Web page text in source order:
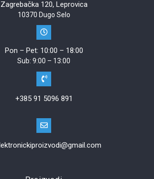
Zagrebačka 120, Leprovica
10370 Dugo Selo
Pon – Pet: 10:00 – 18:00
Sub: 9:00 – 13:00
+385 91 5096 891